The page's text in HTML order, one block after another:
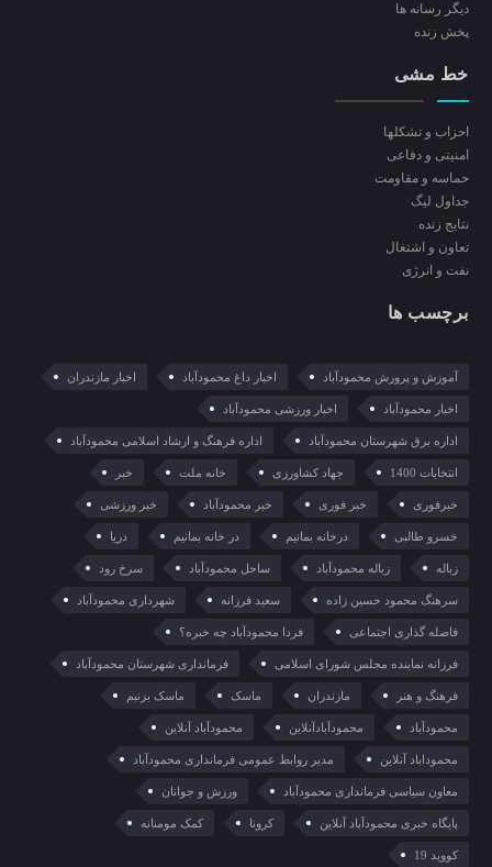
ديگر رسانه ها
پخش زنده
خط مشی
احزاب و تشکلها
امنیتی و دفاعی
حماسه و مقاومت
جداول لیگ
نتایج زنده
تعاون و اشتغال
نفت و انرژی
برچسب ها
آموزش و پرورش محمودآباد اخبار داغ محمودآباد اخبار مازندران
اخبار محمودآباد اخبار ورزشی محمودآباد
اداره برق شهرستان محمودآباد اداره فرهنگ و ارشاد اسلامی محمودآباد
انتخابات 1400 جهاد کشاورزی خانه ملت خبر
خبرفوری خبر فوری خبر محمودآباد خبر ورزشی
خسرو طالبی درخانه بمانیم در خانه بمانیم دریا
زباله زباله محمودآباد ساحل محمودآباد سرخ رود
سرهنگ محمود حسین زاده سعید فرزانه شهرداری محمودآباد
فاصله گذاری اجتماعی فردا محمودآباد چه خبره؟
فرزانه نماینده مجلس شورای اسلامی فرمانداری شهرستان محمودآباد
فرهنگ و هنر مازندران ماسک ماسک بزنیم
محمودآباد محمودآبادآنلاین محمودآباد آنلاین
محموداباد آنلاین مدیر روابط عمومی فرمانداری محمودآباد
معاون سیاسی فرمانداری محمودآباد ورزش و جوانان
پایگاه خبری محمودآباد آنلاین کرونا کمک مومنانه
کووید 19